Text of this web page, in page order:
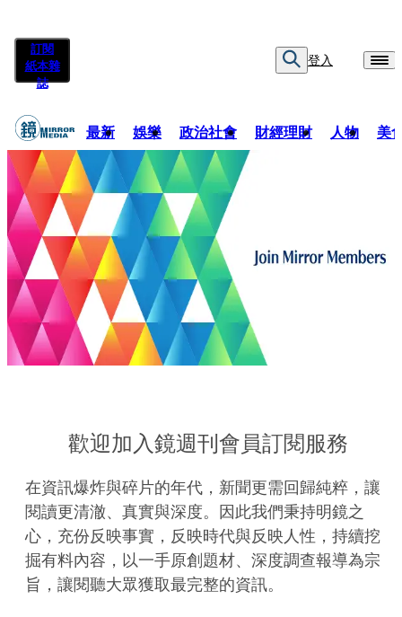
訂閱
紙本雜
誌
登入
最新 娛樂 政治社會 財經理財 人物 美
歡迎加入鏡週刊會員訂閱服務
在資訊爆炸與碎片的年代，新聞更需回歸純粹，讓
閱讀更清澈、真實與深度。因此我們秉持明鏡之
心，充份反映事實，反映時代與反映人性，持續挖
掘有料內容，以一手原創題材、深度調查報導為宗
旨，讓閱聽大眾獲取最完整的資訊。